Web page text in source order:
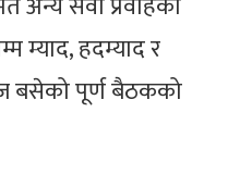
म्याद, हदम्याद र
बसेको पूर्ण बैठकको